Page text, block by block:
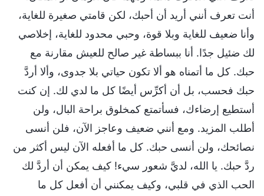
أنت تعرف أنني أريد أن أحبك، لكن قامتي صغيرة للغاية،
وأنا ضعيف للغاية وبلا قوة، وحبي محدود للغاية، إخلاصي
لك ضئيل جدًا. أنا ببساطة غير صالح للعيش مقارنة مع
حبك. كل ما أتمناه هو ألا تكون حياتي بلا جدوى، وألا أردَّ
حبك فحسب، بل أن أكرِّس أيضًا كل ما لدي لك. إن كنت
أستطيع إرضاءك، فسأتمتع كمخلوق براحة البال، ولن
أطلب المزيد. ومع أنني ضعيف وعاجز الآن، فلن أنسى
نصائحك، ولن أنسى حبك. كل ما أفعله الآن ليس أكثر من
ردَّ حبك. يا الله، لديَّ شعور سيء! كيف يمكن أن أردَّ لك
الحب الذي في قلبي، وكيف يمكنني أن أفعل كل ما